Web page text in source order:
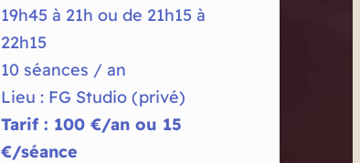
19h45 à 21h ou de 21h15 à
22h15
10 séances / an
Lieu : FG Studio (privé)
Tarif : 100 €/an ou 15
€/séance